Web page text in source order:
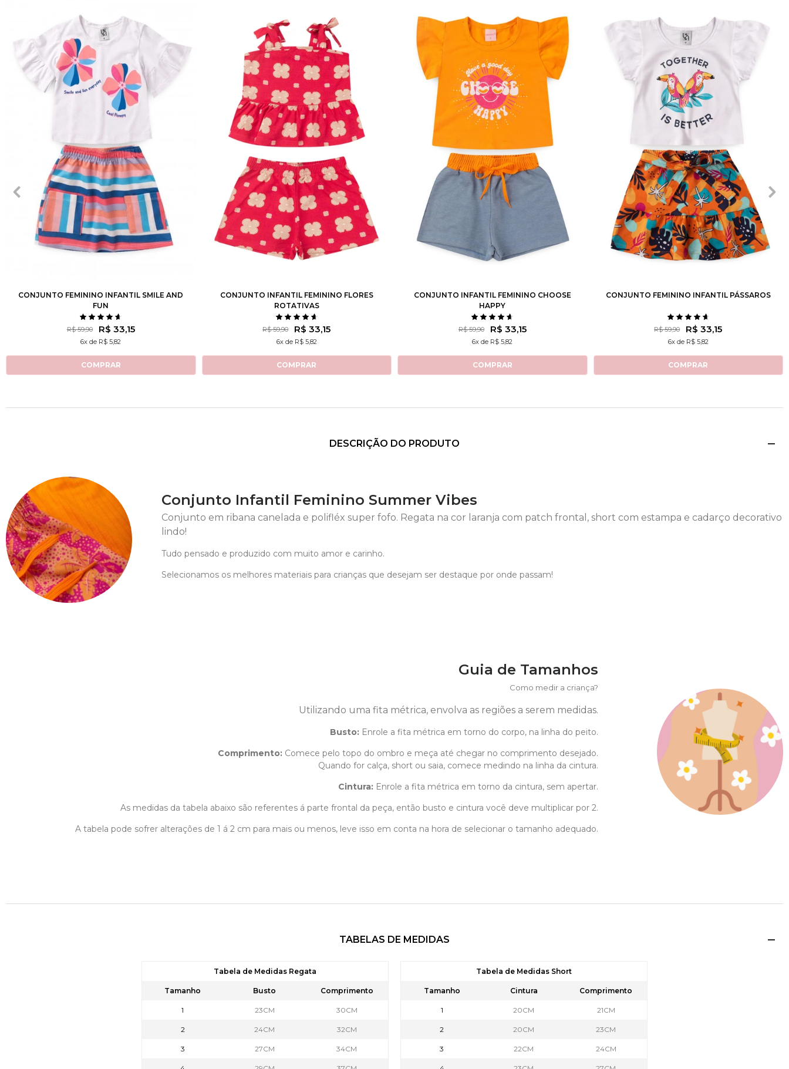
CONJUNTO FEMININO INFANTIL SMILE AND
FUN
R$ 59,90 R$ 33,15
6x de R$ 5,82
COMPRAR
CONJUNTO INFANTIL FEMININO FLORES
ROTATIVAS
R$ 59,90 R$ 33,15
6x de R$ 5,82
COMPRAR
CONJUNTO INFANTIL FEMININO CHOOSE
HAPPY
R$ 59,90 R$ 33,15
6x de R$ 5,82
COMPRAR
CONJUNTO FEMININO INFANTIL PÁSSAROS
R$ 59,90 R$ 33,15
6x de R$ 5,82
COMPRAR
DESCRIÇÃO DO PRODUTO
Conjunto Infantil Feminino Summer Vibes
Conjunto em ribana canelada e polifléx super fofo. Regata na cor laranja com patch frontal, short com estampa e cadarço decorativo
lindo!
Tudo pensado e produzido com muito amor e carinho.
Selecionamos os melhores materiais para crianças que desejam ser destaque por onde passam!
Guia de Tamanhos
Como medir a criança?
Utilizando uma fita métrica, envolva as regiões a serem medidas.
Busto: Enrole a fita métrica em torno do corpo, na linha do peito.
Comprimento: Comece pelo topo do ombro e meça até chegar no comprimento desejado.
Quando for calça, short ou saia, comece medindo na linha da cintura.
Cintura: Enrole a fita métrica em torno da cintura, sem apertar.
As medidas da tabela abaixo são referentes á parte frontal da peça, então busto e cintura você deve multiplicar por 2.
A tabela pode sofrer alterações de 1 á 2 cm para mais ou menos, leve isso em conta na hora de selecionar o tamanho adequado.
TABELAS DE MEDIDAS
Tabela de Medidas Regata
Tamanho Busto Comprimento
1 23CM 30CM
2 24CM 32CM
3 27CM 34CM
Tabela de Medidas Short
Tamanho Cintura Comprimento
1 20CM 21CM
2 20CM 23CM
3 22CM 24CM